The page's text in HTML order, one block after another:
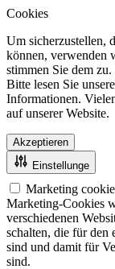
Cookies
Um sicherzustellen,
können, verwenden
stimmen Sie dem zu.
Bitte lesen Sie unsere
Informationen.
auf unserer Website.
Akzeptieren
Einstellunge
Marketing
Marketing-Cookies
verschiedenen
schalten, die für den
sind und damit für
sind.